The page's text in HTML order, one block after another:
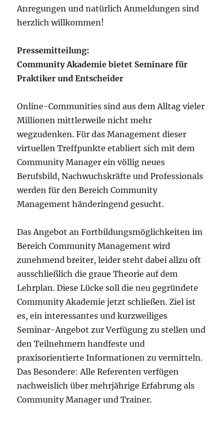
Anregungen und natürlich Anmeldungen sind
herzlich willkommen!
Pressemitteilung:
Community Akademie bietet Seminare für
Praktiker und Entscheider
Online-Communities sind aus dem Alltag vieler
Millionen mittlerweile nicht mehr
wegzudenken. Für das Management dieser
virtuellen Treffpunkte etabliert sich mit dem
Community Manager ein völlig neues
Berufsbild, Nachwuchskräfte und Professionals
werden für den Bereich Community
Management händeringend gesucht.
Das Angebot an Fortbildungsmöglichkeiten im
Bereich Community Management wird
zunehmend breiter, leider steht dabei allzu oft
ausschließlich die graue Theorie auf dem
Lehrplan. Diese Lücke soll die neu gegründete
Community Akademie jetzt schließen. Ziel ist
es, ein interessantes und kurzweiliges
Seminar-Angebot zur Verfügung zu stellen und
den Teilnehmern handfeste und
praxisorientierte Informationen zu vermitteln.
Das Besondere: Alle Referenten verfügen
nachweislich über mehrjährige Erfahrung als
Community Manager und Trainer.